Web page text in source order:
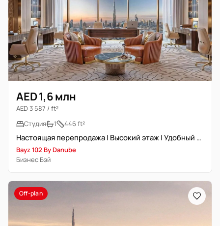
AED 1,6 млн
AED 3 587 / ft²
Студия
1 446 ft²
Настоящая перепродажа | Высокий этаж | Удобный доступ
Bayz 102 By Danube
Бизнес Бэй
Off-plan